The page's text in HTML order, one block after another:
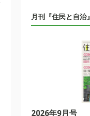
月刊『住民と自治』
2026年9月号